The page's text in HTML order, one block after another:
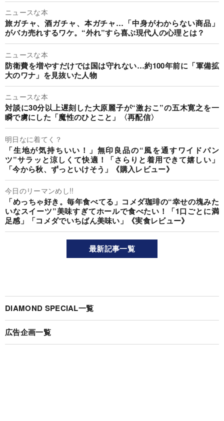
ニュースな本
旅ガチャ、酒ガチャ、本ガチャ…「中身がわからない商品」
がバカ売れするワケ。“外れ”すら喜ぶ現代人の心理とは？
ニュースな本
防衛費を増やすだけでは国は守れない…約100年前に「軍備拡
大のワナ」を見抜いた人物
ニュースな本
対談に30分以上遅刻した大原麗子が“激おこ”の五木寛之を一
瞬で虜にした「魔性のひとこと」〈再配信〉
明日なに着てく？
「生地が気持ちいい！」無印良品の“風を通すワイドパン
ツ”サラッと涼しくて快適！「さらりと着用できて嬉しい」
「今から秋、ずっといけそう」《購入レビュー》
今日のリーマンめし!!
「めっちゃ好き。毎年食べてる」コメダ珈琲の“幸せの塊みた
いなスイーツ”美味すぎてホールで食べたい！「1口ごとに満
足感」「コメダでいちばん美味い」《実食レビュー》
最新記事一覧
DIAMOND SPECIAL一覧
広告企画一覧